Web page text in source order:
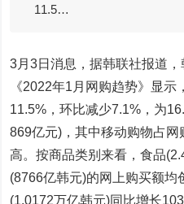
11.5…
3月3日消息，据韩联社报道
《2022年1月网购趋势》显
11.5%，环比减少7.1%，为
869亿元)，其中移动购物占
高。按商品类别来看，食品
(8766亿韩元)的网上购买额均
(1.0172万亿韩元)同比增长